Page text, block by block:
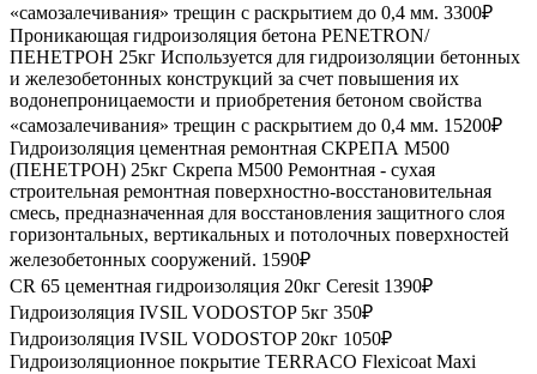
«самозалечивания» трещин c раскрытием до 0,4 мм. 3300₽
Проникающая гидроизоляция бетона PENETRON/
ПЕНЕТРОН 25кг Используется для гидроизоляции бетонных
и железобетонных конструкций за счет повышения их
водонепроницаемости и приобретения бетоном свойства
«самозалечивания» трещин c раскрытием до 0,4 мм. 15200₽
Гидроизоляция цементная ремонтная СКРЕПА М500
(ПЕНЕТРОН) 25кг Скрепа М500 Ремонтная - сухая
строительная ремонтная поверхностно-восстановительная
смесь, предназначенная для восстановления защитного слоя
горизонтальных, вертикальных и потолочных поверхностей
железобетонных сооружений. 1590₽
CR 65 цементная гидроизоляция 20кг Ceresit 1390₽
Гидроизоляция IVSIL VODOSTOP 5кг 350₽
Гидроизоляция IVSIL VODOSTOP 20кг 1050₽
Гидроизоляционное покрытие TERRACO Flexicoat Maxi